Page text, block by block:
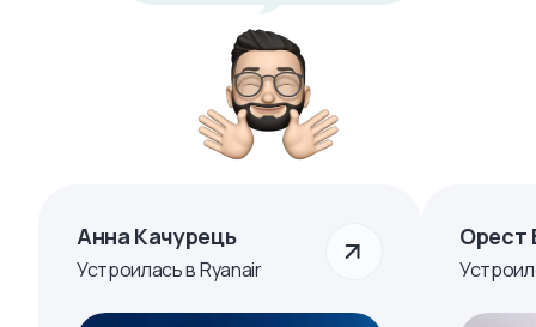
Анна Качурець
Устроилась в Ryanair
Орест